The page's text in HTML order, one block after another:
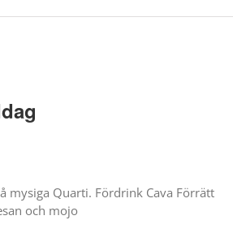
mysiga Quarti. Fördrink Cava Förrätt
och mojo